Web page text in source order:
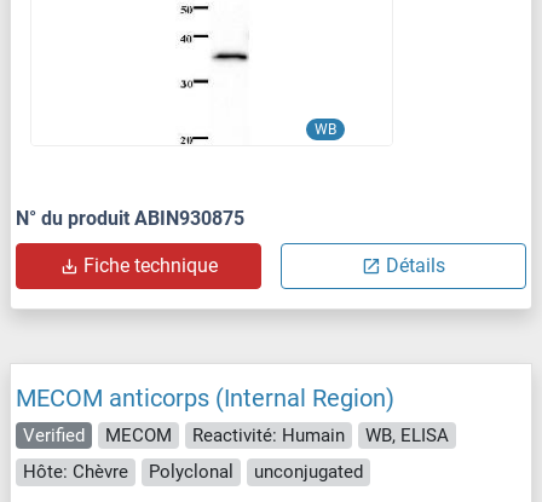
WB
N° du produit ABIN930875
Fiche technique Détails
MECOM anticorps (Internal Region)
Verified MECOM Reactivité: Humain
WB, ELISA
Hôte: Chèvre
Polyclonal unconjugated